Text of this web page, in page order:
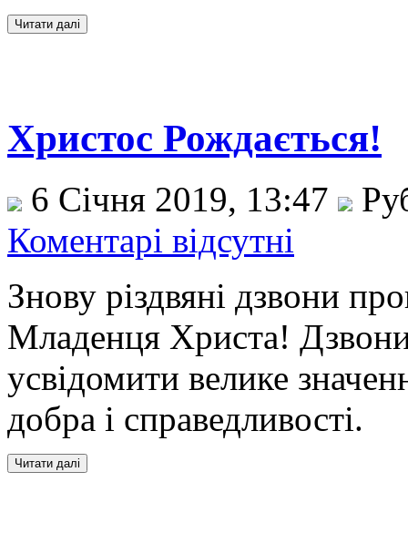
Христос Рождається!
6 Січня 2019, 13:47
Коментарі відсутні
Знову різдвяні дзвони
Младенця Христа!
усвідомити велике
добра і справедливості.